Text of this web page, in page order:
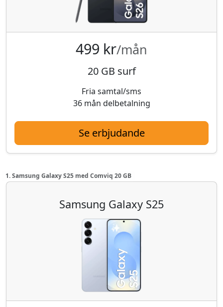
499 kr/mån
20 GB surf
Fria samtal/sms
36 mån delbetalning
Se erbjudande
1. Samsung Galaxy S25 med Comviq 20 GB
Samsung Galaxy S25